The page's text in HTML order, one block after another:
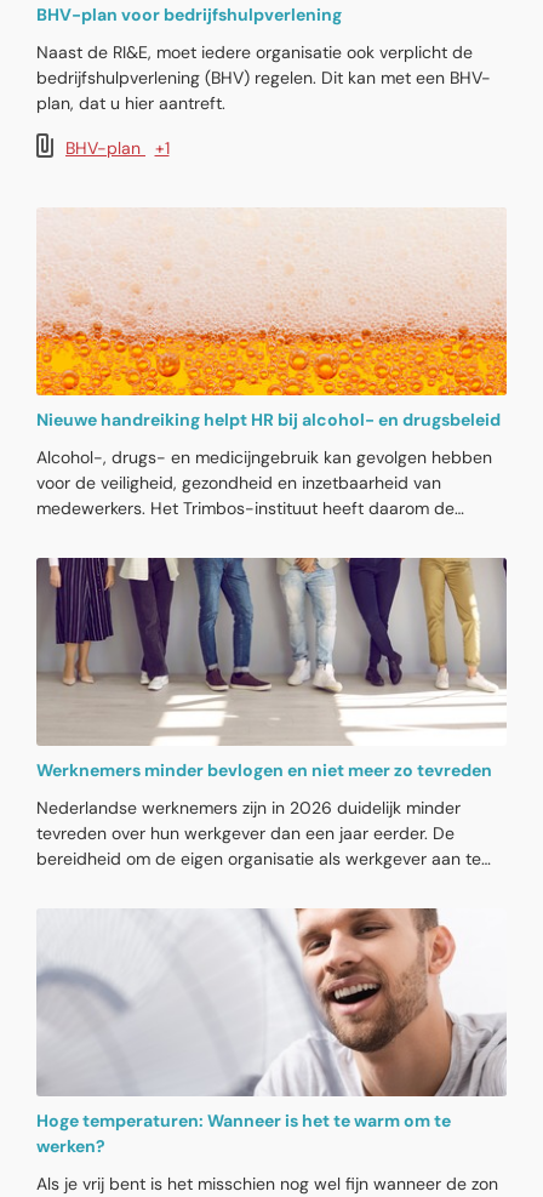
BHV-plan voor bedrijfshulpverlening
Naast de RI&E, moet iedere organisatie ook verplicht de
bedrijfshulpverlening (BHV) regelen. Dit kan met een BHV-
plan, dat u hier aantreft.
BHV-plan +1
Nieuwe handreiking helpt HR bij alcohol- en drugsbeleid
Alcohol-, drugs- en medicijngebruik kan gevolgen hebben
voor de veiligheid, gezondheid en inzetbaarheid van
medewerkers. Het Trimbos-instituut heeft daarom de
beleid) vernieuwd. Werkgevers, HR en arboprofessionals
krijgen hiermee praktische ondersteuning om beleid op te
stellen of bestaand beleid te actualiseren. Nieuw is de
nadruk op de invloed van de werkcultuur en werkomgeving.
Werknemers minder bevlogen en niet meer zo tevreden
Nederlandse werknemers zijn in 2026 duidelijk minder
tevreden over hun werkgever dan een jaar eerder. De
bereidheid om de eigen organisatie als werkgever aan te
Tegelijkertijd neemt de bevlogenheid af en willen minder
werknemers hetzelfde werk bij hun huidige werkgever
blijven doen.
Hoge temperaturen: Wanneer is het te warm om te
werken?
Als je vrij bent is het misschien nog wel fijn wanneer de zon